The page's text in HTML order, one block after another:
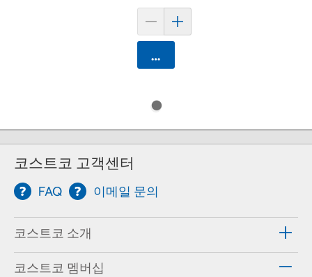
카트에 담기
코스트코 고객센터
FAQ 이메일 문의
코스트코 소개
코스트코 멤버십